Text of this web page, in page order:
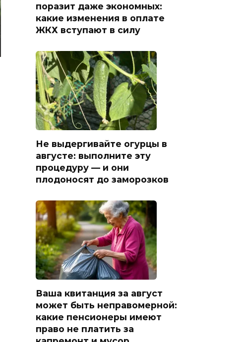
поразит даже экономных:
какие изменения в оплате
ЖКХ вступают в силу
Не выдергивайте огурцы в
августе: выполните эту
процедуру — и они
плодоносят до заморозков
Ваша квитанция за август
может быть неправомерной:
какие пенсионеры имеют
право не платить за